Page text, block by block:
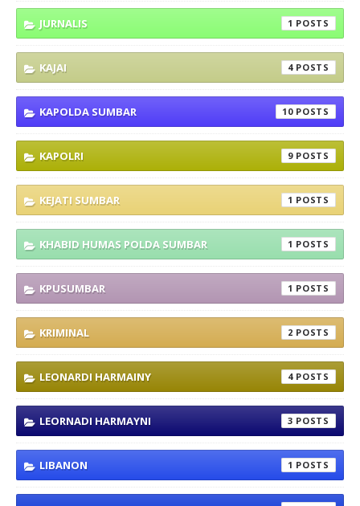
JURNALIS 1
KAJAI 4
KAPOLDA SUMBAR 10
KAPOLRI 9
KEJATI SUMBAR 1
KHABID HUMAS POLDA SUMBAR 1
KPUSUMBAR 1
KRIMINAL 2
LEONARDI HARMAINY 4
LEORNADI HARMAYNI 3
LIBANON 1